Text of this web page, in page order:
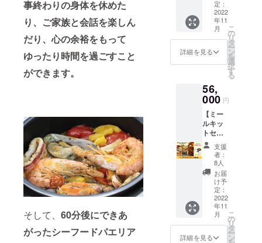
事終わりの身体を休めた
り、ご家族と会話を楽しん
だり、心の余裕をもって
ゆったり時間を過ごすこと
ができます。
そして、 60分後にできあ
がったシーフードパエリア
みのお
値段で
す。 ※
冷凍便
でのお
届けで
ン」で
お届け
ご希望
時間帯
をお選
びくだ
さい。
※お届け
時期に
つい
て、
「オプ
ショ
ン」で
上旬、
下旬か
「シー
フード
パエリ
ア」、
「和牛
ビーフ
「骨付
き鶏の
タッカ
ンマ
リ」で
す。 2
か月目
以降も
美味し
くて体
にやさ
しいメ
ニュー
をお届
けしま
す！ ※
送料込
ンサー
になれ
る権利
です。
株式会
社
Connec
tionの
業スポ
ンサー
として
企業
名、企
業の
ホーム
ページ
のリン
クを掲
載させ
ていた
だきま
す。 あ
なたの
企業名
を株式
定：
2022
年11
月
詳細を見る
こ
の
リ
タ
ー
ン
を
選
択
す
る
56,
000 円
【ミー
ルキッ
トセッ
トB・
12か月
お試
し】
ミール
キット
の定期
お届け
12か月
分で
す！ 複
支援
者：
8人
お届
け予
定：
2022
年11
月
詳細を見る
こ
の
リ
タ
ー
ン